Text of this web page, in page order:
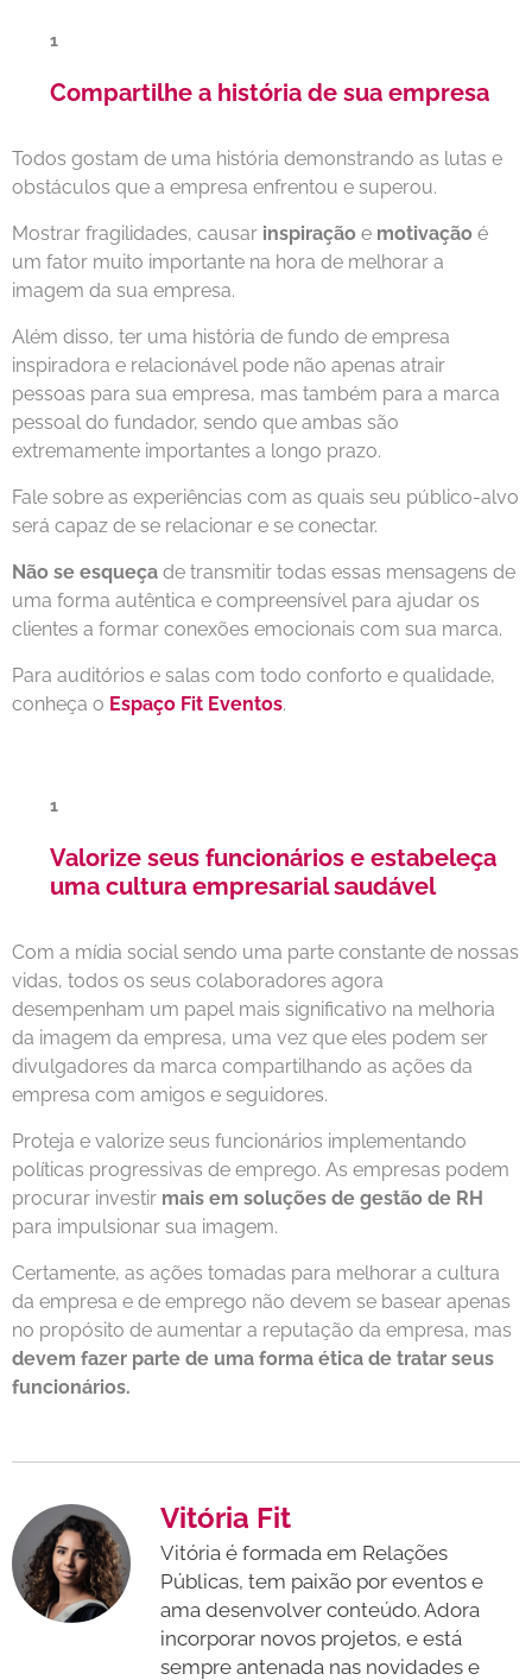
Compartilhe a história de sua empresa
Todos gostam de uma história demonstrando as lutas e
obstáculos que a empresa enfrentou e superou.
Mostrar fragilidades, causar inspiração e motivação é
um fator muito importante na hora de melhorar a
imagem da sua empresa.
Além disso, ter uma história de fundo de empresa
inspiradora e relacionável pode não apenas atrair
pessoas para sua empresa, mas também para a marca
pessoal do fundador, sendo que ambas são
extremamente importantes a longo prazo.
Fale sobre as experiências com as quais seu público-alvo
será capaz de se relacionar e se conectar.
Não se esqueça de transmitir todas essas mensagens de
uma forma autêntica e compreensível para ajudar os
clientes a formar conexões emocionais com sua marca.
Para auditórios e salas com todo conforto e qualidade,
conheça o Espaço Fit Eventos.
Valorize seus funcionários e estabeleça
uma cultura empresarial saudável
Com a mídia social sendo uma parte constante de nossas
vidas, todos os seus colaboradores agora
desempenham um papel mais significativo na melhoria
da imagem da empresa, uma vez que eles podem ser
divulgadores da marca compartilhando as ações da
empresa com amigos e seguidores.
Proteja e valorize seus funcionários implementando
políticas progressivas de emprego. As empresas podem
procurar investir mais em soluções de gestão de RH
para impulsionar sua imagem.
Certamente, as ações tomadas para melhorar a cultura
da empresa e de emprego não devem se basear apenas
no propósito de aumentar a reputação da empresa, mas
devem fazer parte de uma forma ética de tratar seus
funcionários.
Vitória Fit
Vitória é formada em Relações
Públicas, tem paixão por eventos e
ama desenvolver conteúdo. Adora
incorporar novos projetos, e está
sempre antenada nas novidades e